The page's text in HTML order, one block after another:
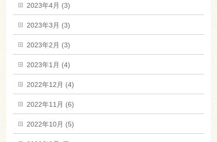
2023年4月 (3)
2023年3月 (3)
2023年2月 (3)
2023年1月 (4)
2022年12月 (4)
2022年11月 (6)
2022年10月 (5)